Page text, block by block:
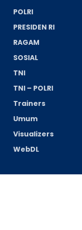
POLRI
PRESIDEN RI
RAGAM
SOSIAL
TNI
TNI – POLRI
Trainers
Umum
Visualizers
WebDL